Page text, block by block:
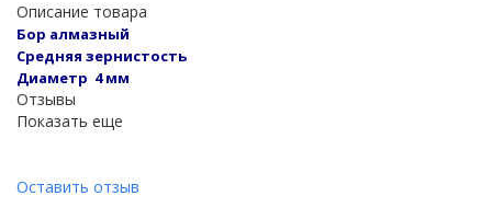
Описание товара
Бор алмазный
Средняя зернистость
Диаметр 4 мм
Отзывы
Показать еще
Оставить отзыв